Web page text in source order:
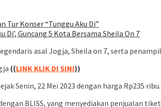
Tur Konser “Tunggu Aku Di”
Guncang 5 Kota Bersama Sheila On 7
asal Jogja, Sheila on 7, serta
((LINK KLIK DI SINI))
Senin, 22 Mei 2023 dengan harga Rp235
BLISS, yang menyediakan penjualan